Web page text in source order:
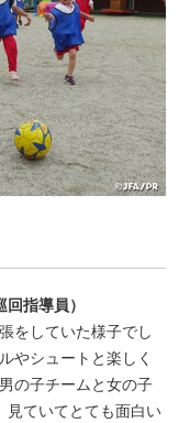
指導員）
をしていた様子でし
やシュートと楽しく
の子チームと女の子
見ていてとても面白い